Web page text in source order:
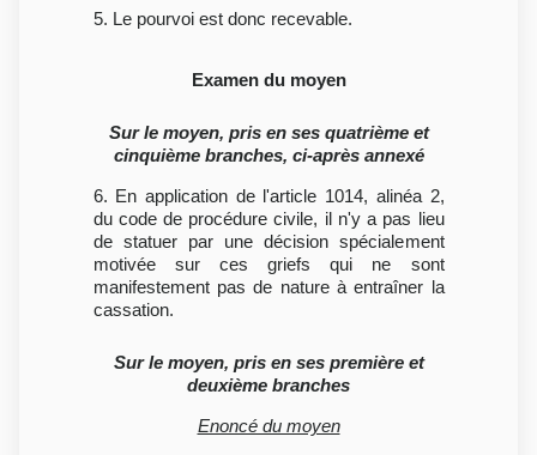
5. Le pourvoi est donc recevable.
Examen du moyen
Sur le moyen, pris en ses quatrième et
cinquième branches, ci-après annexé
6. En application de l'article 1014, alinéa 2,
du code de procédure civile, il n'y a pas lieu
de statuer par une décision spécialement
motivée sur ces griefs qui ne sont
manifestement pas de nature à entraîner la
cassation.
Sur le moyen, pris en ses première et
deuxième branches
Enoncé du moyen